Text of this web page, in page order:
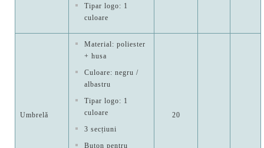
Tipar logo: 1
culoare
Umbrelă
Material: poliester
+ husa
Culoare: negru /
albastru
Tipar logo: 1
culoare
3 secțiuni
Buton pentru
20